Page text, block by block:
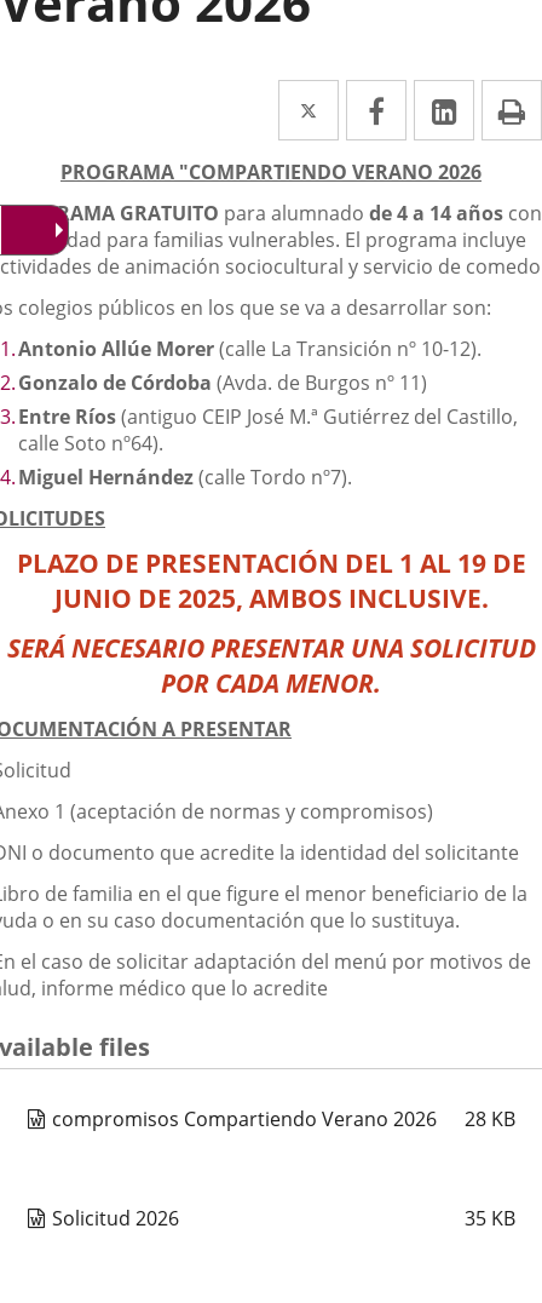
Twitter
Enlace
a
una
aplicación
externa.
Facebook
Enlace
a
una
aplicación
externa.
Enlace
a
una
PROGRAMA "COMPARTIENDO VERANO 2026
PROGRAMA GRATUITO para alumnado de 4 a 14 añoscon
prioridad para familias vulnerables. El programa incluye
de animación sociocultural y servicio de
colegios públicos en los que se va a desarrollar son:
Antonio Allúe Morer(calle La Transición nº 10-12).
Gonzalo de Córdoba (Avda. de Burgos nº 11)
Entre Ríos(antiguo CEIP José M.ª Gutiérrez del Castillo,
calle Soto nº64).
Miguel Hernández(calle Tordo nº7).
PLAZO DE PRESENTACIÓN DEL 1 AL 19 DE
JUNIO DE 2025, AMBOS INCLUSIVE.
SERÁ NECESARIO PRESENTAR UNA SOLICITUD
POR CADA MENOR.
A PRESENTAR
1 (aceptación de normas y compromisos)
o documento que acredite la identidad del solicitante
de familia en el que figure el menor beneficiario de la
o en su caso documentación que lo sustituya.
el caso de solicitar adaptación del menú por motivos de
informe médico que lo acredite
files
compromisos Compartiendo Verano 2026 28 KB
Solicitud 2026 35 KB